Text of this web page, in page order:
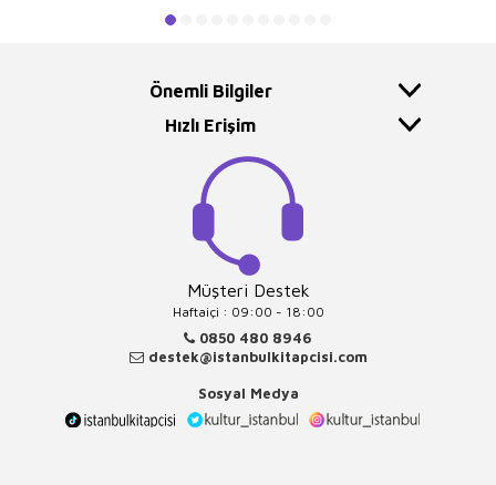
Önemli Bilgiler
Hızlı Erişim
Müşteri Destek
Haftaiçi : 09:00 - 18:00
0850 480 8946
destek@istanbulkitapcisi.com
Sosyal Medya